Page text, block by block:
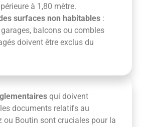
à 1,80 mètre.
surfaces non habitables :
garages, balcons ou combles
doivent être exclus du
qui doivent
documents relatifs au
ou Boutin sont cruciales pour la